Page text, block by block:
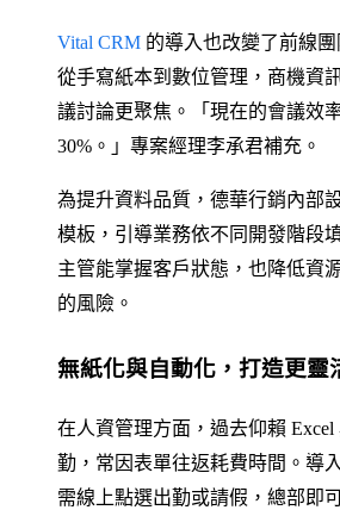
Vital CRM 的導入也改變了前線團
從手寫紙本到數位管理，商機資
議討論更聚焦。「現在的會議效
30%。」專案經理李承君補充。
為提升資料品質，德華行銷內部
模板，引導業務依不同開發階段
主管能掌握客戶狀態，也降低資
的風險。
無紙化與自動化，打造更靈
在人資管理方面，過去仰賴
勤，常因表單往返耗費時間。導
需線上點選出勤或請假，總部即